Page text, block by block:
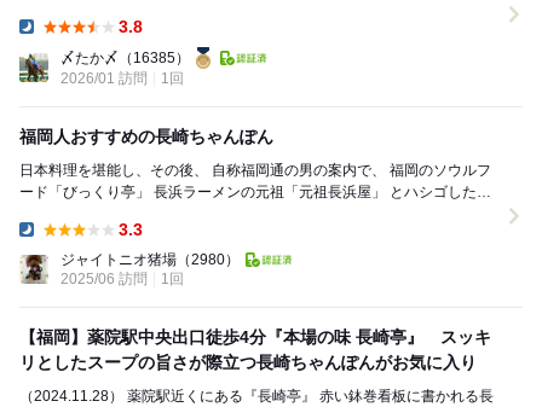
3.8
〆たか〆 （16385）
2026/01 訪問
1回
福岡人おすすめの長崎ちゃんぽん
日本料理を堪能し、その後、 自称福岡通の男の案内で、 福岡のソウルフ
ード「びっくり亭」 長浜ラーメンの元祖「元祖長浜屋」 とハシゴした私
3.3
ジャイトニオ猪場 （2980）
2025/06 訪問
1回
【福岡】薬院駅中央出口徒歩4分『本場の味 長崎亭』 スッキ
リとしたスープの旨さが際立つ長崎ちゃんぽんがお気に入り
（2024.11.28） 薬院駅近くにある『長崎亭』 赤い鉢巻看板に書かれる長